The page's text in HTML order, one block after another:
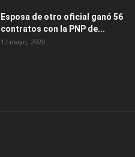
Esposa de otro oficial ganó 56
contratos con la PNP de...
12 mayo, 2020